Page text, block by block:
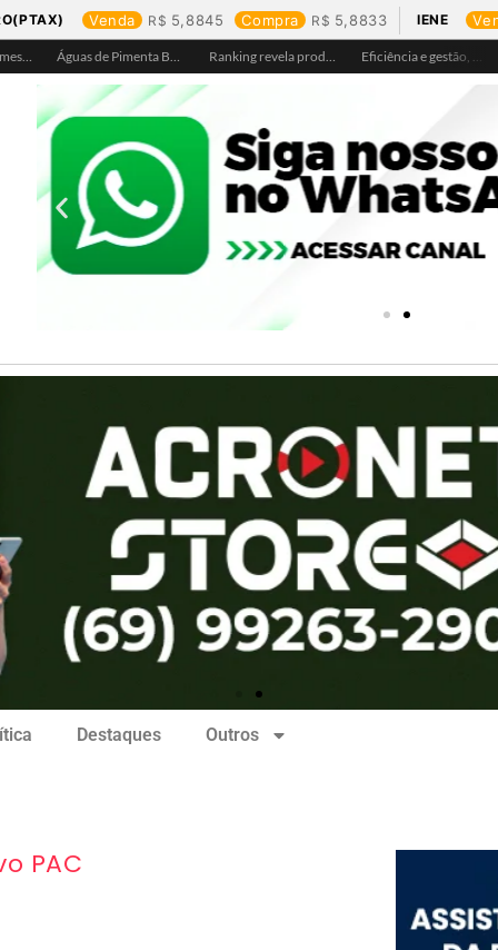
Venda 5,8845 Compra 5,8833 IENE
Águas de Ariquemes leva atendimento itinerante e orientações ao Distrito de Bom Futuro neste sábado, 25 Águas de Pimenta Bueno amplia rede de abastecimento e leva água tratada para moradores da região do aeroporto Ranking revela produtos mais comprados em cada estado e aponta drone como destaque em Rondônia Eficiência e gestão, Buritis se torna referência em controle de perdas de água
Destaques Outros
PAC